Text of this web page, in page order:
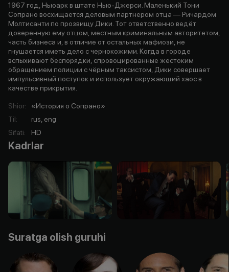
1967 год, Ньюарк в штате Нью-Джерси. Маленький Тони
Сопрано восхищается деловым партнёром отца — Ричардом
Молтисанти по прозвищу Дики. Тот ответственно ведёт
доверенную ему отцом, местным криминальным авторитетом,
часть бизнеса и, в отличие от остальных мафиози, не
гнушается иметь дело с чернокожими. Когда в городе
вспыхивают беспорядки, спровоцированные жестоким
обращением полиции с чёрным таксистом, Дики совершает
импульсивный поступок и использует окружающий хаос в
качестве прикрытия.
Shior:
«История о Сопрано»
Til:
rus, eng
Sifati: HD
Kadrlar
Suratga olish guruhi